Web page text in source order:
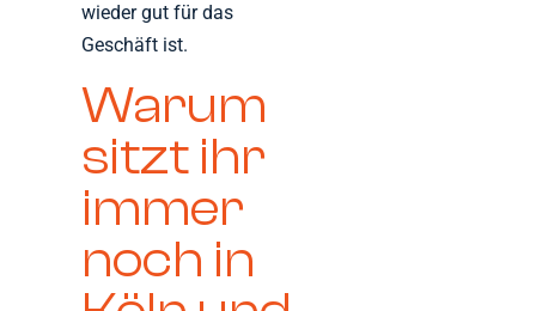
wieder gut für das
Geschäft ist.
Warum
sitzt ihr
immer
noch in